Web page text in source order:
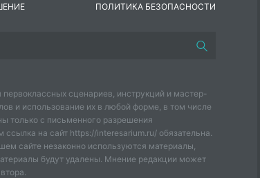
ПОЛИТИКА БЕЗОПАСНОСТИ
сценариев, инструкций и мастер-
и использование их в любой форме, в том числе
только с письменного разрешения
на сайт https://interesarium.ru/ обязательна.
сайте незаконно используются материалы,
будут удалены. Мнение редакции может